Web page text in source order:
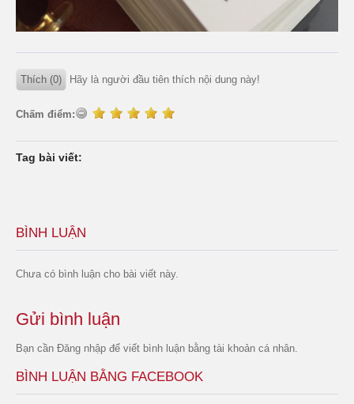
Thích (0) Hãy là người đầu tiên thích nội dung này!
Chấm điểm:
Tag bài viết:
BÌNH LUẬN
Chưa có bình luận cho bài viết này.
Gửi bình luận
Bạn cần Đăng nhập để viết bình luận bằng tài khoản cá nhân.
BÌNH LUẬN BẰNG FACEBOOK